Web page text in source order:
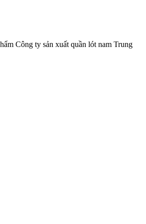
Công ty sản xuất quần lót nam Trung